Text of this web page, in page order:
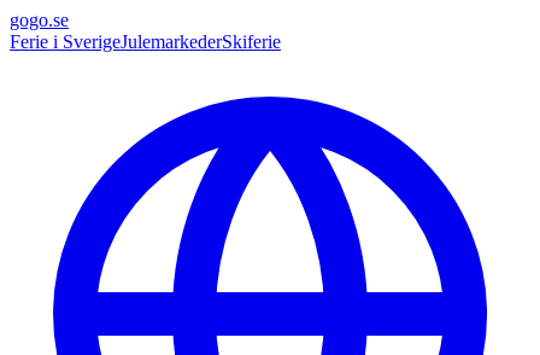
gogo.se
Ferie i SverigeJulemarkederSkiferie